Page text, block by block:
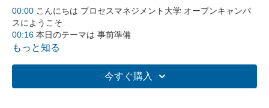
00:00 こんにちは プロセスマネジメント大学 オープンキャンパ
スにようこそ
00:16 本日のテーマは 事前準備
00:27事前準備とはまずそもそも何か ということなんですが
事前準備 これめちゃくちゃ大事なんですね
こちら12個ピックアップしております 基本中の基本でご
もっと知る
今すぐ購入